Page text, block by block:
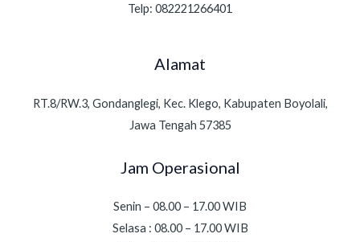
Telp: 082221266401
Alamat
RT.8/RW.3, Gondanglegi, Kec. Klego, Kabupaten Boyolali,
Jawa Tengah 57385
Jam Operasional
Senin – 08.00 – 17.00 WIB
Selasa : 08.00 – 17.00 WIB